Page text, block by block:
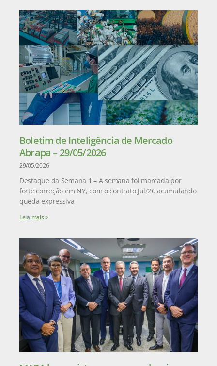
Boletim de Inteligência de Mercado
Abrapa – 29/05/2026
29/05/2026
Destaque da Semana 1 – A semana foi marcada por
forte correção em NY, com o contrato Jul/26 acumulando
queda expressiva
Leia mais »